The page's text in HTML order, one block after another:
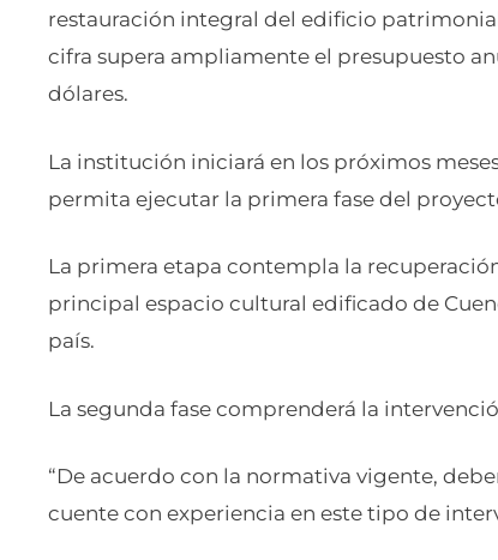
restauración integral del edificio
cifra supera ampliamente el presupuesto
dólares.
La institución iniciará en los próximos
permita ejecutar la primera fase del
La primera etapa contempla la
principal espacio cultural edificado de
país.
La segunda fase comprenderá la
“De acuerdo con la normativa vigente,
cuente con experiencia en este tipo de